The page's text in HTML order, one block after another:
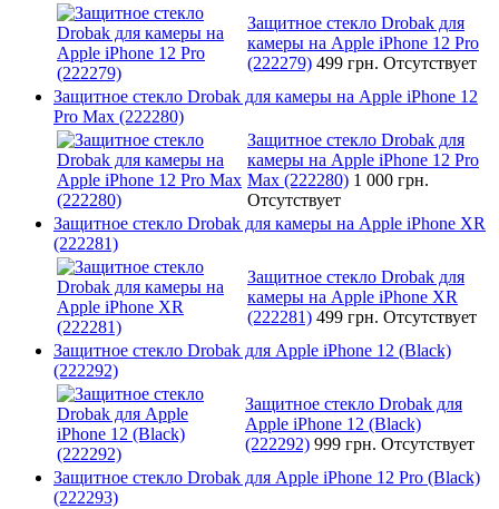
Защитное стекло Drobak для
камеры на Apple iPhone 12 Pro
(222279) 499 грн. Отсутствует
Защитное стекло Drobak для камеры на Apple iPhone 12
Pro Max (222280)
Защитное стекло Drobak для
камеры на Apple iPhone 12 Pro
Max (222280) 1 000 грн.
Отсутствует
Защитное стекло Drobak для камеры на Apple iPhone XR
(222281)
Защитное стекло Drobak для
камеры на Apple iPhone XR
(222281) 499 грн. Отсутствует
Защитное стекло Drobak для Apple iPhone 12 (Black)
(222292)
Защитное стекло Drobak для
Apple iPhone 12 (Black)
(222292) 999 грн. Отсутствует
Защитное стекло Drobak для Apple iPhone 12 Pro (Black)
(222293)